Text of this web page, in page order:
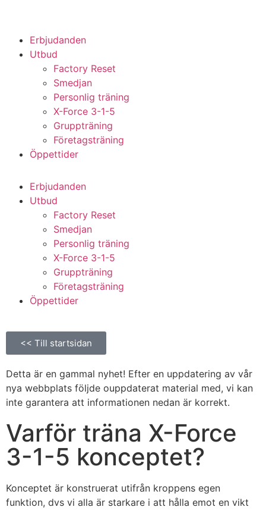
Erbjudanden
Utbud
Factory Reset
Smedjan
Personlig träning
X-Force 3-1-5
Gruppträning
Företagsträning
Öppettider
Erbjudanden
Utbud
Factory Reset
Smedjan
Personlig träning
X-Force 3-1-5
Gruppträning
Företagsträning
Öppettider
<< Till startsidan
Detta är en gammal nyhet! Efter en uppdatering av vår
nya webbplats följde ouppdaterat material med, vi kan
inte garantera att informationen nedan är korrekt.
Varför träna X-Force
3-1-5 konceptet?
Konceptet är konstruerat utifrån kroppens egen
funktion, dvs vi alla är starkare i att hålla emot en vikt